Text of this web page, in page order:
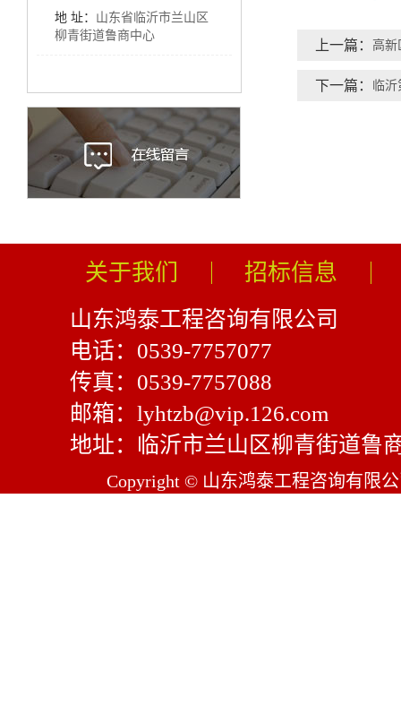
地 址： 山东省临沂市兰山区
柳青街道鲁商中心
上一篇：
下一篇： 临沂
关于我们 招标信息
山东鸿泰工程咨询有限公司
电话：0539-7757077
传真：0539-7757088
邮箱：lyhtzb@vip.126.com
地址：临沂市兰山区柳青街道鲁
Copyright © 山东鸿泰工程咨询有限